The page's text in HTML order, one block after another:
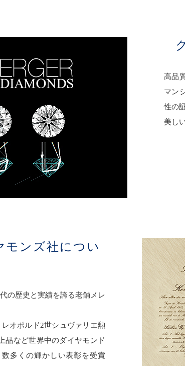
高品
マン
性の
美し
モンズ社につい
の歴史と実績を誇る老舗メレ
オポルド2世シュヴァリエ勲
品など世界中のダイヤモンド
多くの輝かしい表彰を受賞